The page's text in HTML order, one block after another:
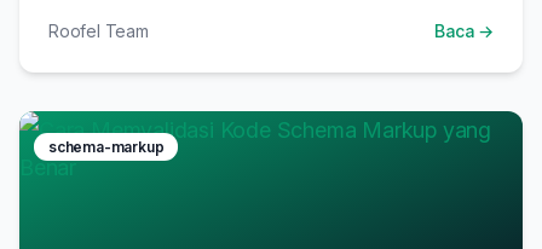
Roofel Team Baca →
schema-markup